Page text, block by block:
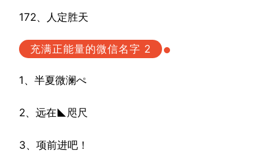
172、人定胜天
充满正能量的微信名字 2
1、半夏微澜ぺ
2、远在◣咫尺
3、项前进吧！